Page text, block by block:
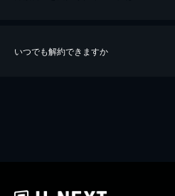
iOSアプリのUコイン決済による作品の購入 /
いつでも解約できますか